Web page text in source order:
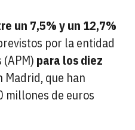
un 7,5% y un 12,7%
por la entidad
para los diez
Madrid, que han
millones de euros